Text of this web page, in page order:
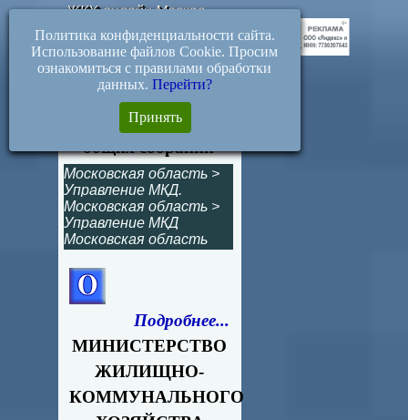
ЖКХ-онлайн.Москва
162-РВ. Изменения в
Порядок проведения
общих собраний
Московская область >
Управление МКД.
Московская область >
Управление МКД
Московская область
Подробнее...
МИНИСТЕРСТВО
ЖИЛИЩНО-
КОММУНАЛЬНОГО
Политика конфиденциальности сайта.
Использование файлов Cookie. Просим
ознакомиться с правилами обработки
данных. Перейти?
Принять